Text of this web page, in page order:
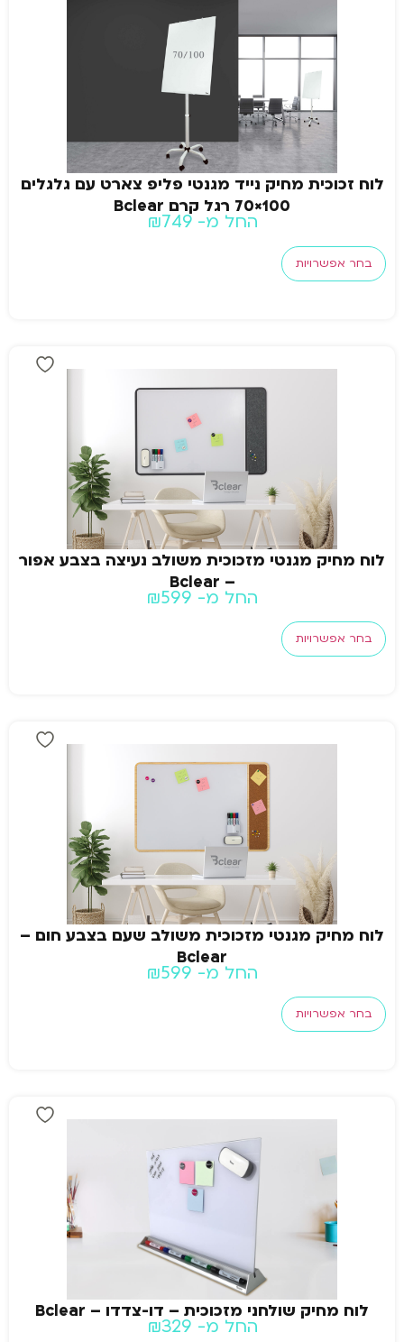
לוח זכוכית מחיק נייד מגנטי פליפ צארט עם גלגלים
100×70 רגל קרם Bclear
החל מ- ₪749
בחר אפשרויות
לוח מחיק מגנטי מזכוכית משולב נעיצה בצבע אפור
– Bclear
החל מ- ₪599
בחר אפשרויות
לוח מחיק מגנטי מזכוכית משולב שעם בצבע חום –
Bclear
החל מ- ₪599
בחר אפשרויות
לוח מחיק שולחני מזכוכית – דו-צדדו – Bclear
החל מ- ₪329